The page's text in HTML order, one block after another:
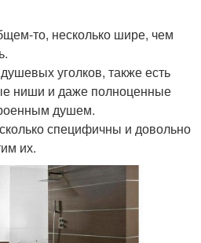
то, несколько шире, чем
уголков, также есть
ниши и даже полноценные
душем.
специфичны и довольно
их.